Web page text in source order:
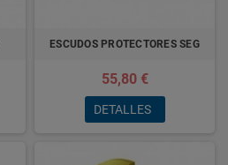
ESCUDOS PROTECTORES SEG
55,80 €
DETALLES